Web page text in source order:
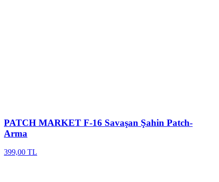
PATCH MARKET F-16 Savaşan Şahin Patch-
Arma
399,00 TL